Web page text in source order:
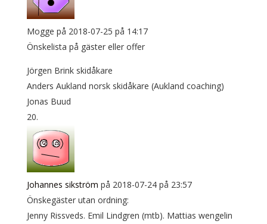
Mogge på 2018-07-25 på 14:17
Önskelista på gäster eller offer
Jörgen Brink skidåkare
Anders Aukland norsk skidåkare (Aukland coaching)
Jonas Buud
Johannes sikström på 2018-07-24 på 23:57
Önskegäster utan ordning:
Jenny Rissveds. Emil Lindgren (mtb). Mattias wengelin